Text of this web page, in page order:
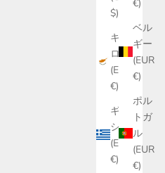
€)
ベル
ギー
(EUR
€)
ポル
トガ
ル
(EUR
€)
$)
キプ
ロス
(EUR
€)
ギリ
シャ
(EUR
€)